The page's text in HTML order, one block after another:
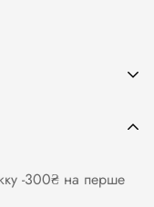
-300₴ на перше